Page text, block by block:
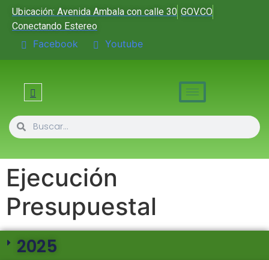
Ubicación: Avenida Ambala con calle 30 GOV.CO
Conectando Estereo
Facebook Youtube
Ejecución
Presupuestal
2025